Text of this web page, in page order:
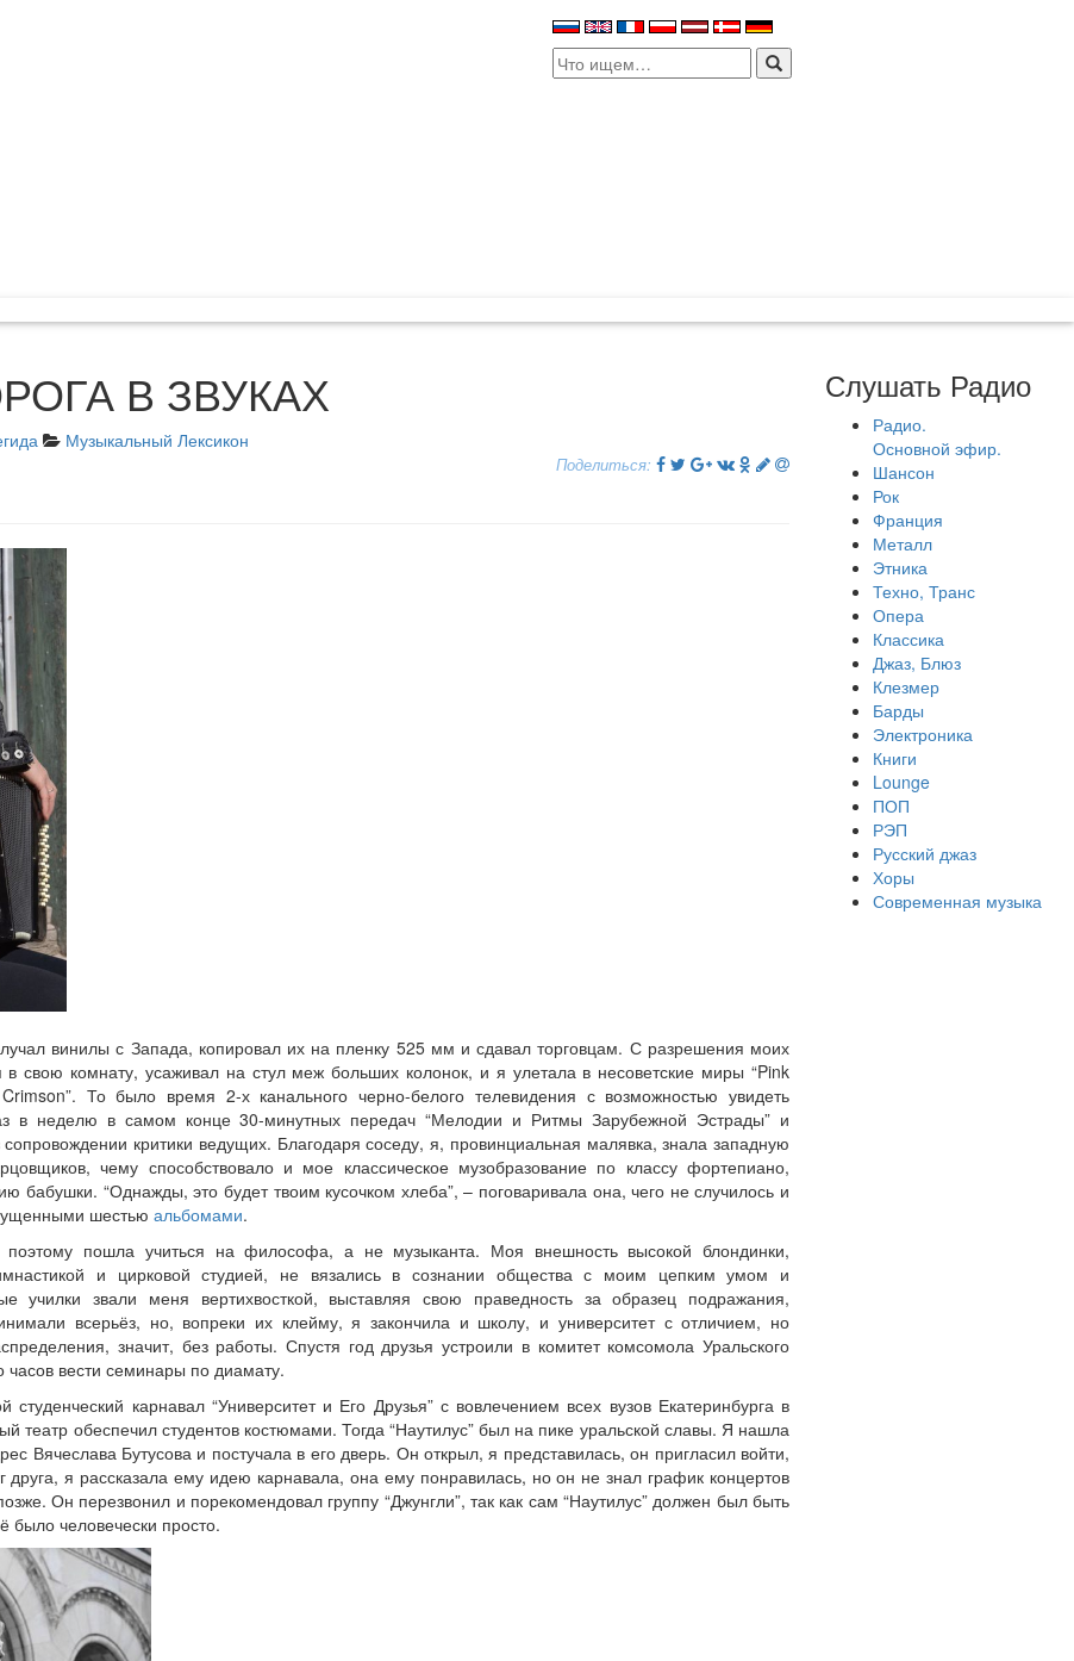
Search
for:
В ЗВУКАХ
Музыкальный Лексикон
Поделиться:
винилы с Запада, копировал их на пленку 525 мм и сдавал торговцам. С разрешения моих
свою комнату, усаживал на стул меж больших колонок, и я улетала в несоветские миры “Pink
То было время 2-х канального черно-белого телевидения с возможностью увидеть
в неделю в самом конце 30-минутных передач “Мелодии и Ритмы Зарубежной Эстрады” и
критики ведущих. Благодаря соседу, я, провинциальная малявка, знала западную
чему способствовало и мое классическое музобразование по классу фортепиано,
бабушки. “Однажды, это будет твоим кусочком хлеба”, – поговаривала она, чего не случилось и
шестью альбомами.
пошла учиться на философа, а не музыканта. Моя внешность высокой блондинки,
и цирковой студией, не вязались в сознании общества с моим цепким умом и
училки звали меня вертихвосткой, выставляя свою праведность за образец подражания,
всерьёз, но, вопреки их клейму, я закончила и школу, и университет с отличием, но
значит, без работы. Спустя год друзья устроили в комитет комсомола Уральского
часов вести семинары по диамату.
карнавал “Университет и Его Друзья” с вовлечением всех вузов Екатеринбурга в
театр обеспечил студентов костюмами. Тогда “Наутилус” был на пике уральской славы. Я нашла
Вячеслава Бутусова и постучала в его дверь. Он открыл, я представилась, он пригласил войти,
друга, я рассказала ему идею карнавала, она ему понравилась, но он не знал график концертов
Он перезвонил и порекомендовал группу “Джунгли”, так как сам “Наутилус” должен был быть
было человечески просто.
Слушать Радио
Радио.
Основной эфир.
Шансон
Рок
Франция
Металл
Этника
Техно, Транс
Опера
Классика
Джаз, Блюз
Клезмер
Барды
Электроника
Книги
Lounge
ПОП
РЭП
Русский джаз
Хоры
Современная музыка